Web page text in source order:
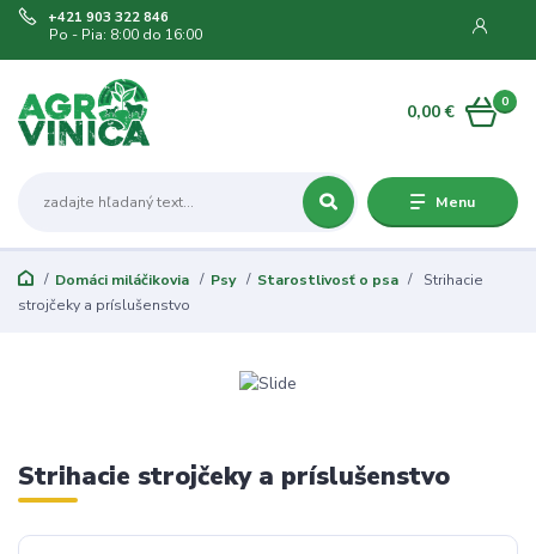
Menu
+421 903 322 846
Po - Pia: 8:00 do 16:00
0
0,00 €
Domáci miláčikovia Psy Starostlivosť o psa
Strihacie
strojčeky a príslušenstvo
Strihacie strojčeky a príslušenstvo